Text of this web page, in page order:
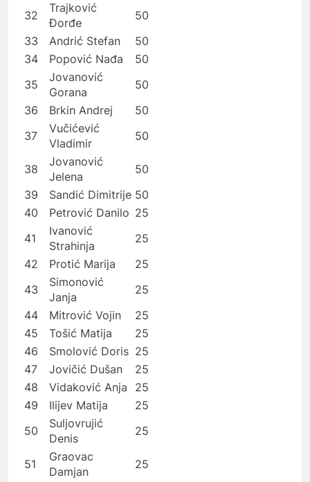
32
Trajković
Đorđe
50
33
Andrić Stefan
50
34
Popović Nađa
50
35
Jovanović
Gorana
50
36
Brkin Andrej
50
37
Vučićević
Vladimir
50
38
Jovanović
Jelena
50
39
Sandić Dimitrije 50
40
Petrović Danilo 25
41
Ivanović
Strahinja
25
42
Protić Marija
25
43
Simonović
Janja
25
44
Mitrović Vojin
25
45
Tošić Matija
25
46
Smolović Doris 25
47
Jovičić Dušan
25
48
Vidaković Anja
25
49
Ilijev Matija
25
50
Suljovrujić
Denis
25
51
Graovac
Damjan
25